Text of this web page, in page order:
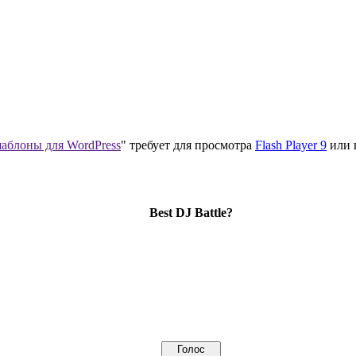
для WordPress" требует для просмотра Flash Player 9 или
Best DJ Battle?